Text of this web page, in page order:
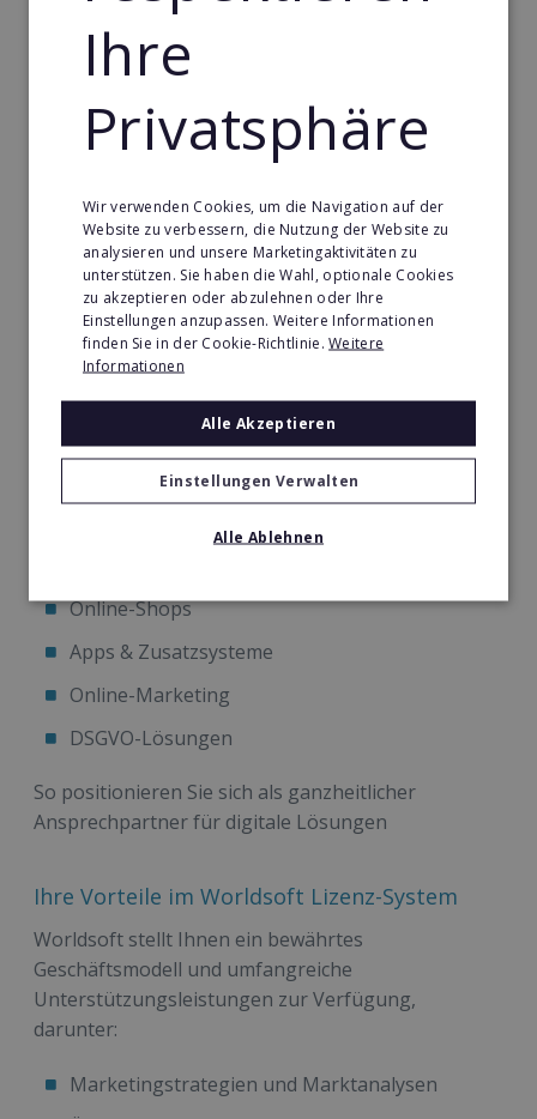
wirtschaftlich umsetzen.
Aufbau eines monatlich wiederkehrenden
Einkommens
einermonatlich wiederkehrenden Provision
der Hosting-Vermittlung. Dadurch entsteht Schritt
für Schritt ein planbares, dauerhaftes Einkommen
mit langfristigem Wachstumspotenzial.
Automatisierte Kundengewinnung &
Komplettlösungen aus einer Hand
Unternehmer suchen verlässliche Partner für ihre
digitale Präsenz. Gemeinsam mit Worldsoft bieten
Sie Ihren Kunden ein vollständiges Leistungspaket:
Online-Shops
Apps & Zusatzsysteme
Online-Marketing
DSGVO-Lösungen
So positionieren Sie sich als ganzheitlicher
Ansprechpartner für digitale Lösungen
Ihre Vorteile im Worldsoft Lizenz-System
Worldsoft stellt Ihnen ein bewährtes
Geschäftsmodell und umfangreiche
Unterstützungsleistungen zur Verfügung,
darunter:
Marketingstrategien und Marktanalysen
Ihre
Privatsphäre
Wir verwenden Cookies, um die Navigation auf der
Website zu verbessern, die Nutzung der Website zu
analysieren und unsere Marketingaktivitäten zu
unterstützen. Sie haben die Wahl, optionale Cookies
zu akzeptieren oder abzulehnen oder Ihre
Einstellungen anzupassen. Weitere Informationen
finden Sie in der Cookie-Richtlinie.Weitere
Informationen
Alle Akzeptieren
Einstellungen Verwalten
Alle Ablehnen